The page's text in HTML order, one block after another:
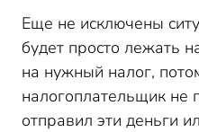
Еще не исключены
будет просто лежать
на нужный налог,
налогоплательщик не
отправил эти деньги